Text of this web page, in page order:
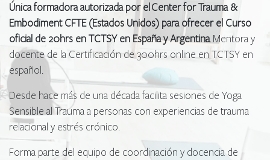
Única formadora autorizada por el Center for Trauma &
Embodiment CFTE (Estados Unidos) para ofrecer el Curso
oficial de 20hrs en TCTSY en España y Argentina. Mentora y
docente de la Certificación de 300hrs online en TCTSY en
español.
Desde hace más de una década facilita sesiones de Yoga
Sensible al Trauma a personas con experiencias de trauma
relacional y estrés crónico.
Forma parte del equipo de coordinación y docencia de